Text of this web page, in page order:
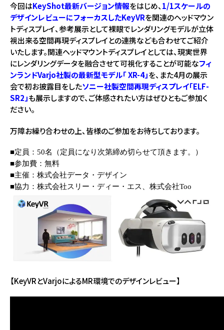
今回はKeyShot最新バージョン情報をはじめ、1/1スケールの
デザインレビューにフォーカスしたKeyVRを関連のヘッドマウン
トディスプレイ、参考展示として裸眼でレンダリングモデルが立体
視出来る空間再現ディスプレイとの連携なども合わせてご紹介
いたします。関連ヘッドマウントディスプレイとしては、現実世界
にレンダリングデータを融合させて可視化することが可能なフィ
ンランドVarjo社製の最新型モデル「 XR-4」を、また4月の展示
会で初お披露目をしたソニー社製空間再現ディスプレイ「ELF-
SR2」も展示しますので、ご体感されたい方はぜひともご参加く
ださい。
万障お繰り合わせの上、皆様のご参加をお待ちしております。
■定員： 50名（定員になり次第締め切らせて頂きます。）
■参加費：無料
■主催：株式会社データ・デザイン
■協力：株式会社スリー・ディー・エス、株式会社Too
【KeyVRとVarjoによるMR環境でのデザインレビュー】